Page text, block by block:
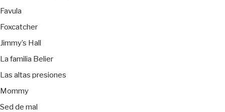
Favula
Foxcatcher
Jimmy’s Hall
La familia Belier
Las altas presiones
Mommy
Sed de mal